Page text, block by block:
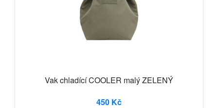
Vak chladící COOLER malý ZELENÝ
450 Kč